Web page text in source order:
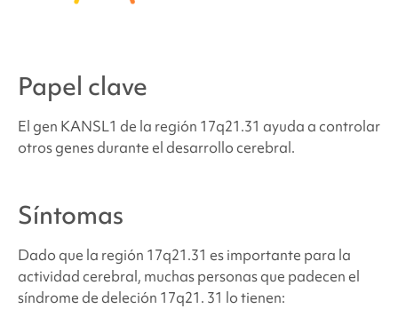
Papel clave
El gen KANSL1 de la región 17q21.31 ayuda a controlar
otros genes durante el desarrollo cerebral.
Síntomas
Dado que la región 17q21.31 es importante para la
actividad cerebral, muchas personas que padecenel
síndrome de deleción 17q21. 31 lo tienen: